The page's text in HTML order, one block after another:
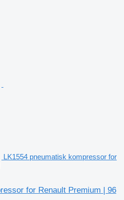
LK1554 pneumatisk kompressor for
for Renault Premium | 96